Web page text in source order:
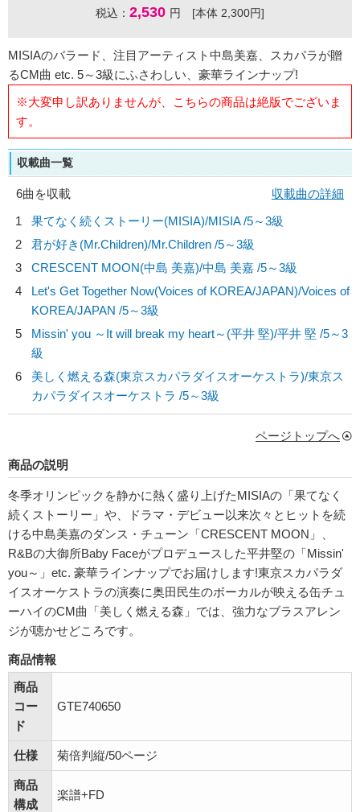
税込： 2,530 円 [本体 2,300円]
MISIAのバラード、注目アーティスト中島美嘉、スカパラが贈
るCM曲 etc. 5～3級にふさわしい、豪華ラインナップ!
※大変申し訳ありませんが、こちらの商品は絶版でございま
す。
収載曲一覧
6曲を収載
収載曲の詳細
1
果てなく続くストーリー(MISIA)/MISIA/5～3級
2
君が好き(Mr.Children)/Mr.Children /5～3級
3
CRESCENT MOON(中島 美嘉)/中島 美嘉 /5～3級
4
Let's Get Together Now(Voices of KOREA/JAPAN)/Voices of
KOREA/JAPAN /5～3級
5
Missin' you ～It will break my heart～(平井 堅)/平井 堅 /5～3
級
6
美しく燃える森(東京スカパラダイスオーケストラ)/東京ス
カパラダイスオーケストラ /5～3級
ページトップへ
商品の説明
冬季オリンピックを静かに熱く盛り上げたMISIAの「果てなく
続くストーリー」や、ドラマ・デビュー以来次々とヒットを続
ける中島美嘉のダンス・チューン「CRESCENT MOON」、
R&Bの大御所Baby Faceがプロデュースした平井堅の「Missin'
you～」etc. 豪華ラインナップでお届けします!東京スカパラダ
イスオーケストラの演奏に奥田民生のボーカルが映える缶チュ
ーハイのCM曲「美しく燃える森」では、強力なブラスアレン
ジが聴かせどころです。
商品情報
商品
コー
ド
GTE740650
仕様 菊倍判縦/50ページ
商品
構成
楽譜+FD